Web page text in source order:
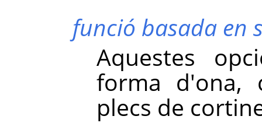
funció basada en
Aquestes
forma d'ona,
plecs de